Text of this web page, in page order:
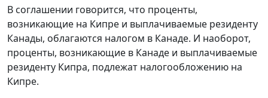
В соглашении говорится, что проценты,
возникающие на Кипре и выплачиваемые резиденту
Канады, облагаются налогом в Канаде. И наоборот,
проценты, возникающие в Канаде и выплачиваемые
резиденту Кипра, подлежат налогообложению на
Кипре.